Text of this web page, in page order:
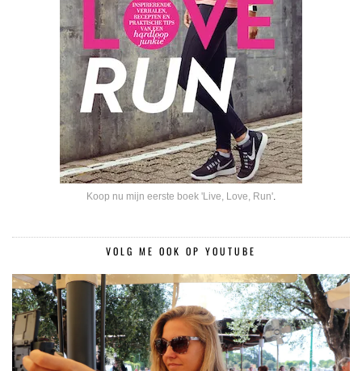
Koop nu mijn eerste boek 'Live, Love, Run'.
VOLG ME OOK OP YOUTUBE